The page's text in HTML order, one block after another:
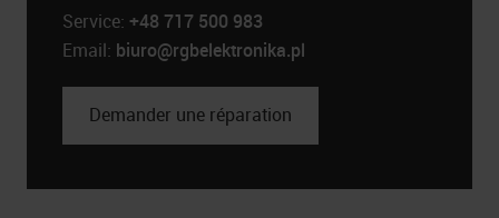
Service: +48 717 500 983
Email: biuro@rgbelektronika.pl
Demander une réparation